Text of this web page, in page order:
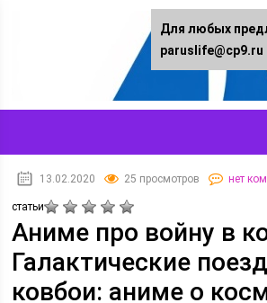
13.02.2020 25 просмотров нет
статьи
Аниме про войну в
Галактические
ковбои: аниме о
Для любых
paruslife@cp9.ru